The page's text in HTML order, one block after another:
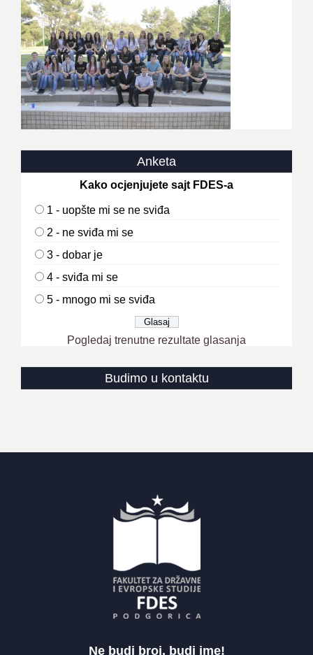
Anketa
Kako ocjenjujete sajt FDES-a
1 - uopšte mi se ne sviđa
2 - ne sviđa mi se
3 - dobar je
4 - sviđa mi se
5 - mnogo mi se sviđa
Pogledaj trenutne rezultate glasanja
Budimo u kontaktu
Ne budi broj, budi ime!